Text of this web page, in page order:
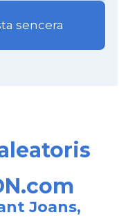
sencera
Joans,